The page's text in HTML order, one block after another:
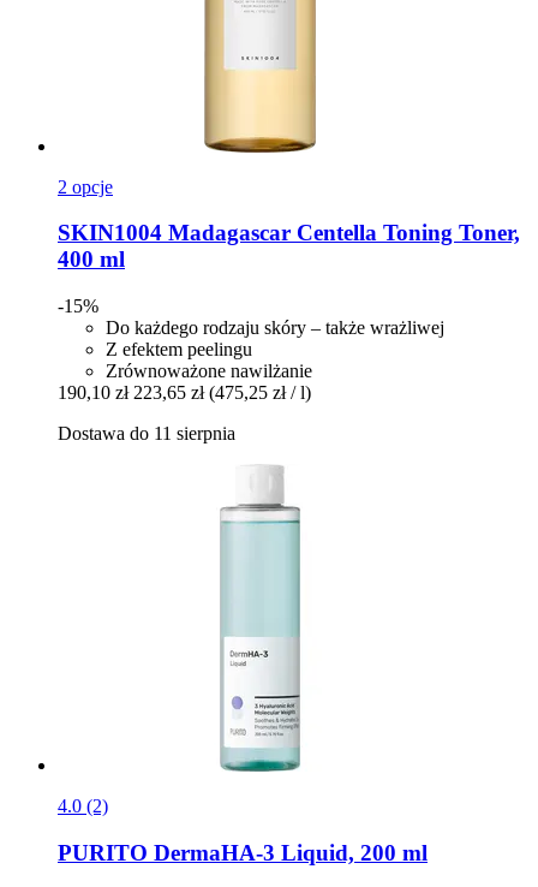
2 opcje
SKIN1004 Madagascar Centella Toning Toner,
400 ml
-15%
Do każdego rodzaju skóry – także wrażliwej
Z efektem peelingu
Zrównoważone nawilżanie
190,10 zł 223,65 zł (475,25 zł / l)
Dostawa do 11 sierpnia
4.0 (2)
PURITO DermaHA-​3 Liquid, 200 ml